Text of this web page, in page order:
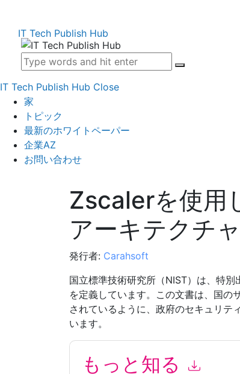
IT Tech Publish Hub
IT Tech Publish Hub Close
家
トピック
最新のホワイトペーパー
企業AZ
お問い合わせ
Zscalerを使用
アーキテクチ
発行者: Carahsoft
国立標準技術研究所（NIST）は、特
を定義しています。この文書は、国の
されているように、政府のセキュリテ
います。
もっと知る